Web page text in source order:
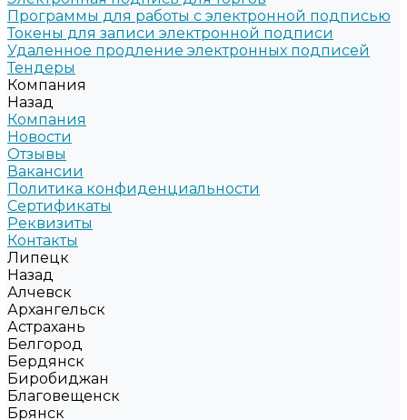
Программы для работы с электронной подписью
Токены для записи электронной подписи
Удаленное продление электронных подписей
Тендеры
Компания
Назад
Компания
Новости
Отзывы
Вакансии
Политика конфиденциальности
Сертификаты
Реквизиты
Контакты
Липецк
Назад
Алчевск
Архангельск
Астрахань
Белгород
Бердянск
Биробиджан
Благовещенск
Брянск